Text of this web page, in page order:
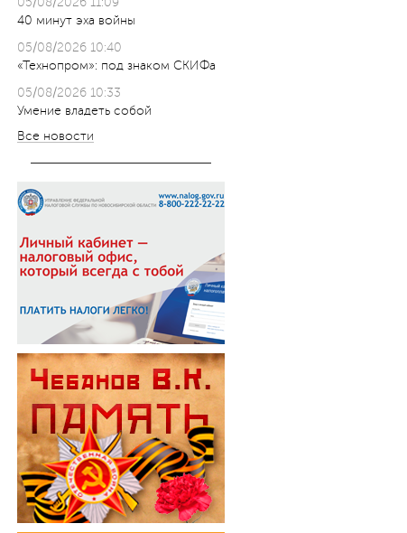
40 минут эха войны
05/08/2026 10:40
«Технопром»: под знаком СКИФа
05/08/2026 10:33
Умение владеть собой
Все новости